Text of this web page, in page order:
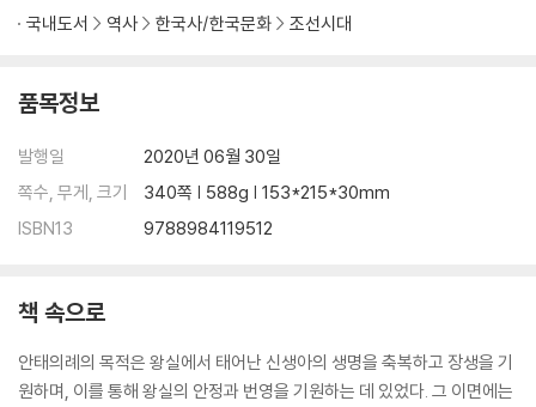
제3장 조선왕실의 태실가봉
1. 조선왕조 태실가봉의 전통 · 135
1) 태실가봉의 기록 · 137
2. 『태봉등록』과 태실가봉 · 147
1) 현종태실의 가봉 · 149
국내도서 역사 한국사/한국문화 조선시대
품목정보
발행일
2020년 06월 30일
쪽수, 무게, 크기
340쪽 | 588g | 153*215*30mm
ISBN13
9788984119512
책 속으로
안태의례의 목적은 왕실에서 태어난 신생아의 생명을 축복하고 장생을 기
원하며, 이를 통해 왕실의 안정과 번영을 기원하는 데 있었다. 그 이면에는